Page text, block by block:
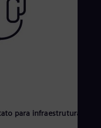
para infraestrutura